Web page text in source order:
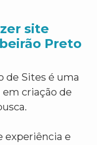
site
Preto
de Sites é uma
criação de
experiência e